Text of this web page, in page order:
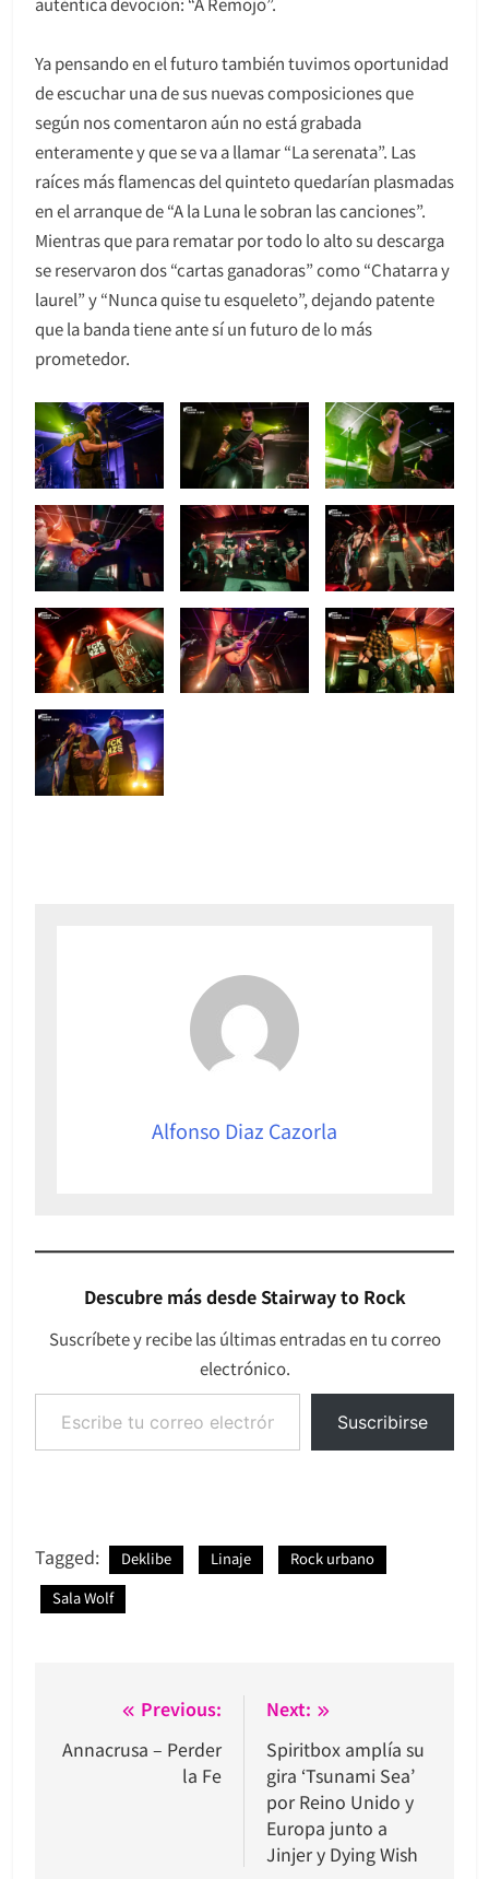
Ya pensando en el futuro también tuvimos oportunidad
de escuchar una de sus nuevas composiciones que
según nos comentaron aún no está grabada
enteramente y que se va a llamar “La serenata”. Las
raíces más flamencas del quinteto quedarían plasmadas
en el arranque de “A la Luna le sobran las canciones”.
Mientras que para rematar por todo lo alto su descarga
se reservaron dos “cartas ganadoras” como “Chatarra y
laurel” y “Nunca quise tu esqueleto”, dejando patente
que la banda tiene ante sí un futuro de lo más
prometedor.
Alfonso Diaz Cazorla
Descubre más desde Stairway to Rock
Suscríbete y recibe las últimas entradas en tu correo
electrónico.
Escribe tu correo electrónico…
Suscribirse
Tagged: Deklibe Linaje
Rock urbano
Sala Wolf
Navegación
de
Previous:
Annacrusa – Perder
la Fe
Next:
Spiritbox amplía su
gira ‘Tsunami Sea’
por Reino Unido y
Europa junto a
Jinjer y Dying Wish